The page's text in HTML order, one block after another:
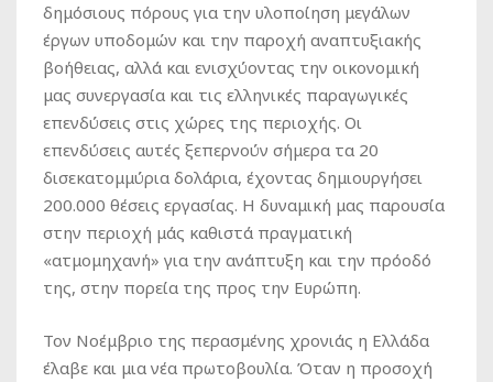
δημόσιους πόρους για την υλοποίηση μεγάλων
έργων υποδομών και την παροχή αναπτυξιακής
βοήθειας, αλλά και ενισχύοντας την οικονομική
μας συνεργασία και τις ελληνικές παραγωγικές
επενδύσεις στις χώρες της περιοχής. Οι
επενδύσεις αυτές ξεπερνούν σήμερα τα 20
δισεκατομμύρια δολάρια, έχοντας δημιουργήσει
200.000 θέσεις εργασίας. Η δυναμική μας παρουσία
στην περιοχή μάς καθιστά πραγματική
«ατμομηχανή» για την ανάπτυξη και την πρόοδό
της, στην πορεία της προς την Ευρώπη.
Τον Νοέμβριο της περασμένης χρονιάς η Ελλάδα
έλαβε και μια νέα πρωτοβουλία. Όταν η προσοχή